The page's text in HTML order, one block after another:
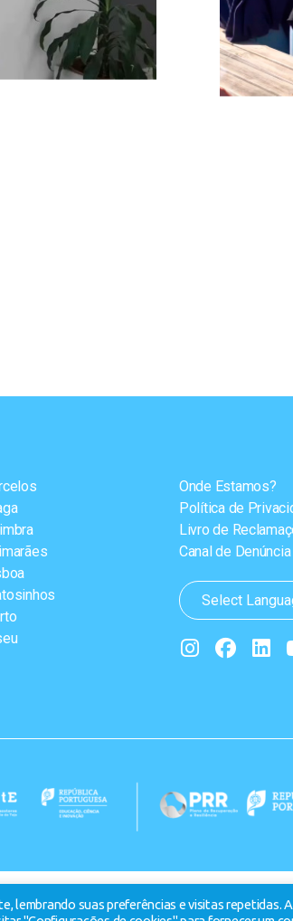
Onde Estamos?
Política de
Livro de
Canal de Denúncia
lembrando suas preferências e visitas repetidas.